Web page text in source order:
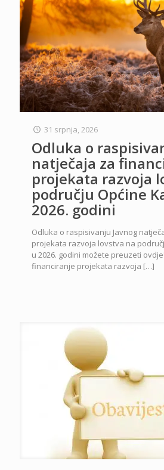
31 srpnja, 2026
Odluka o
natječaja za
projekata razvoja
području Općine
2026. godini
Odluka o raspisivanju Javnog
projekata razvoja lovstva na
u 2026. godini možete preuzeti
financiranje projekata razvoja […]